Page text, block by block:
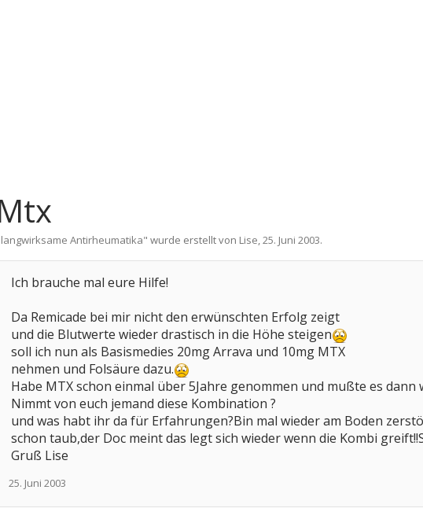
Antirheumatika" wurde erstellt von Lise,25. Juni 2003.
Ich brauche mal eure Hilfe!
Da Remicade bei mir nicht den erwünschten Erfolg zeigt
und die Blutwerte wieder drastisch in die Höhe steigen
soll ich nun als Basismedies 20mg Arrava und 10mg MTX
nehmen und Folsäure dazu.
Habe MTX schon einmal über 5Jahre genommen und mußte es
Nimmt von euch jemand diese Kombination ?
und was habt ihr da für Erfahrungen?Bin mal wieder am Boden
schon taub,der Doc meint das legt sich wieder wenn die Kombi
Gruß Lise
25. Juni 2003